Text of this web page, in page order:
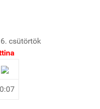
csütörtök